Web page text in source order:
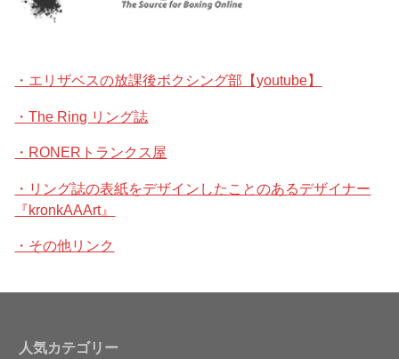
・エリザベスの放課後ボクシング部【youtube】
・The Ring リング誌
・RONERトランクス屋
・リング誌の表紙をデザインしたことのあるデザイナー
『kronkAAArt』
・その他リンク
人気カテゴリー